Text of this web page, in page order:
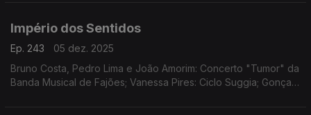
Império dos Sentidos
Ep. 243
05 dez. 2025
Bruno Costa, Pedro Lima e João Amorim: Concerto "Tumor" da
Banda Musical de Fajões; Vanessa Pires: Ciclo Suggia; Gonçalo